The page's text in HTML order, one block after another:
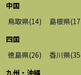
中国
鳥取県(14) 島根県(17
四国
徳島県(26) 香川県(35
九州・沖縄